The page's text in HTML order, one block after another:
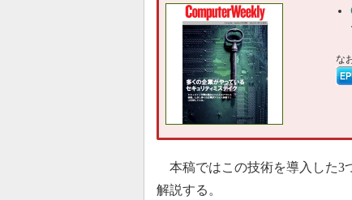
な
本稿ではこの技術を導入した3
解説する。